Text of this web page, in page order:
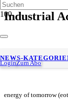
LoginZum Abo
NEWS-
Industrial
Unternehmer-
Austausch mit 52
energy of tomorrow